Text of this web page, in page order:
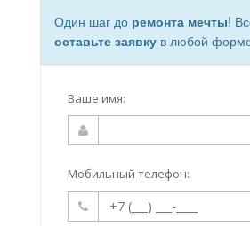
Один шаг до ремонта мечты!
оставьте заявку в любой
Ваше имя:
Мобильный телефон: